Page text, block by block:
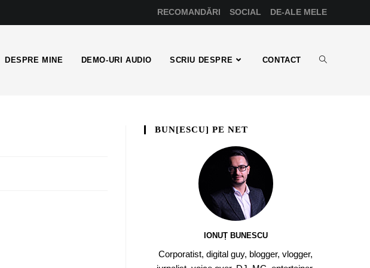
RECOMANDĂRI SOCIAL DE-ALE MELE
DESPRE MINE DEMO-URI AUDIO SCRIU DESPRE CONTACT
BUN[ESCU] PE NET
IONUȚ BUNESCU
Corporatist, digital guy, blogger, vlogger,